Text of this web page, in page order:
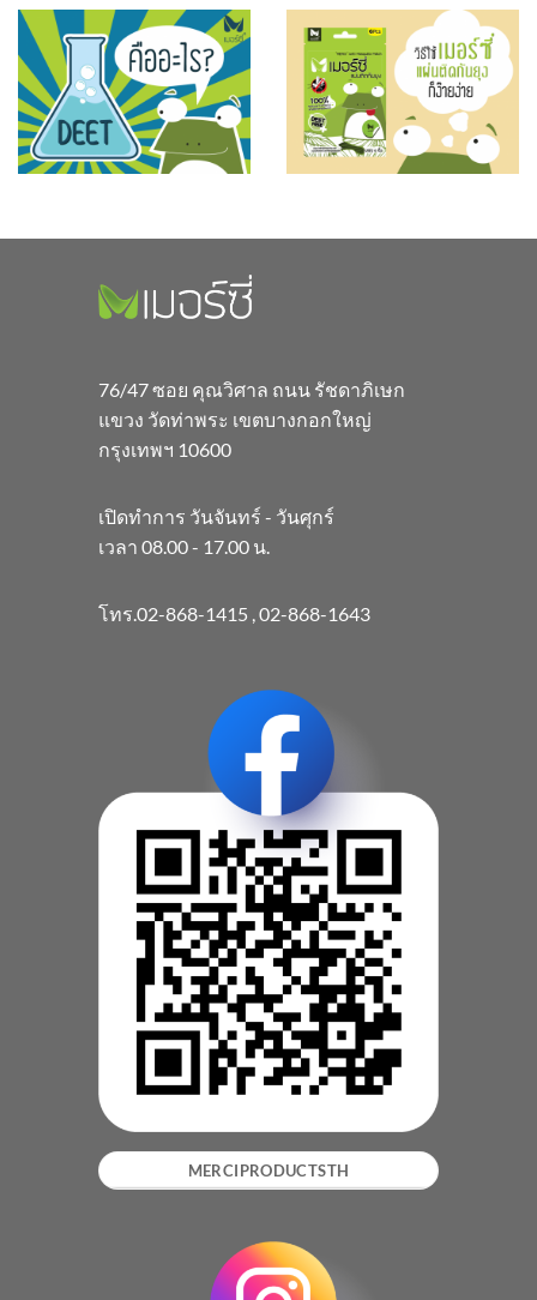
76/47 ซอย คุณวิศาล ถนน รัชดาภิเษก
แขวง วัดท่าพระ เขตบางกอกใหญ่
กรุงเทพฯ 10600
เปิดทำการ วันจันทร์ - วันศุกร์
เวลา 08.00 - 17.00 น.
โทร.02-868-1415 ,02-868-1643
MERCIPRODUCTSTH